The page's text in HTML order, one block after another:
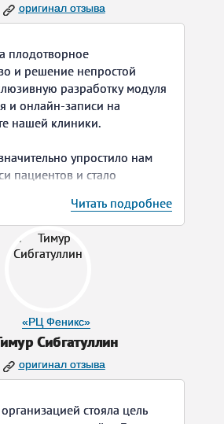
сочетание всех нужных
продолжать сотрудничать с
оригинал отзыва
плодотворное
и решение непростой
разработку модуля
и онлайн-записи на
нашей клиники.
упростило нам
пациентов и стало
стоматологических
Вы смогли не только решить
с нашей CRM, но и
индивидуальных
знаем, что невыполнимых
существует.
продолжим нашу
сайта!
Читать подробнее
«РЦ Феникс»
Сибгатуллин
оригинал отзыва
стояла цель